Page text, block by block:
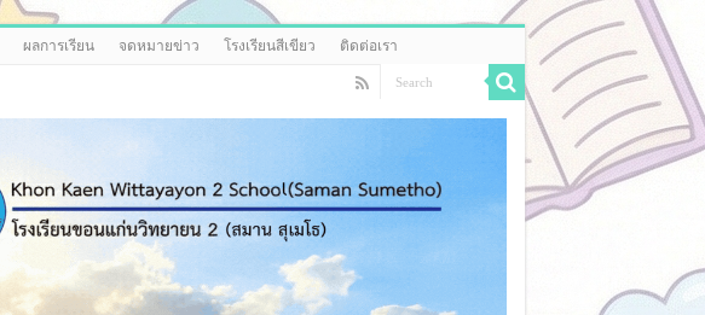
ผลการเรียน จดหมายข่าว โรงเรียนสีเขียว ติดต่อเรา